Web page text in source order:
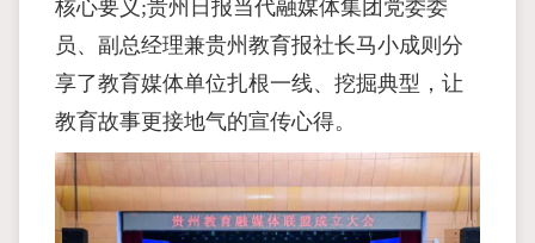
核心要义;贵州日报当代融媒体集团党委委
员、副总经理兼贵州教育报社长马小成则分
享了教育媒体单位扎根一线、挖掘典型，让
教育故事更接地气的宣传心得。